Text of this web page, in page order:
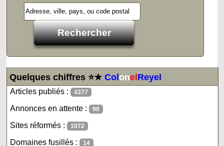
Quelques chiffres ⭐★ColonelReyel
Articles publiés : 4377
Annonces en attente : 90
Sites réformés : 1072
Domaines fusillés : 14